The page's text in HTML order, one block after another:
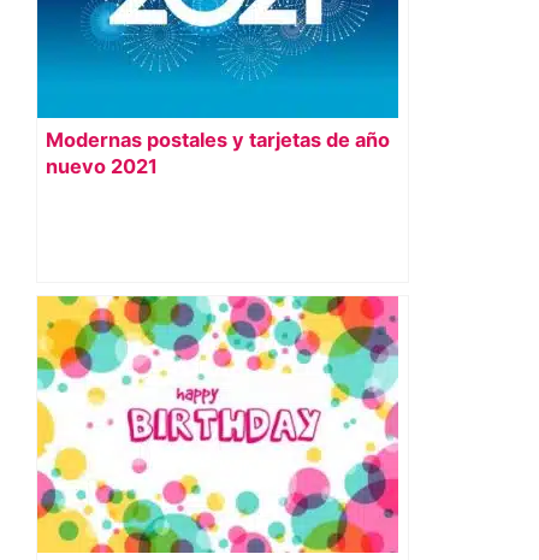
Modernas postales y tarjetas de año
nuevo 2021